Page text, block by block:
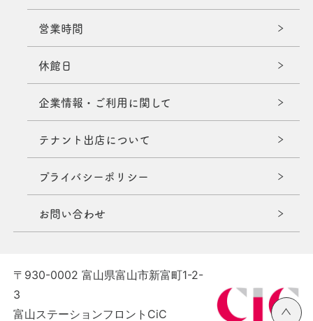
営業時間
休館日
企業情報・ご利用に関して
テナント出店について
プライバシーポリシー
お問い合わせ
〒930-0002 富山県富山市新富町1-2-
3
富山ステーションフロントCiC